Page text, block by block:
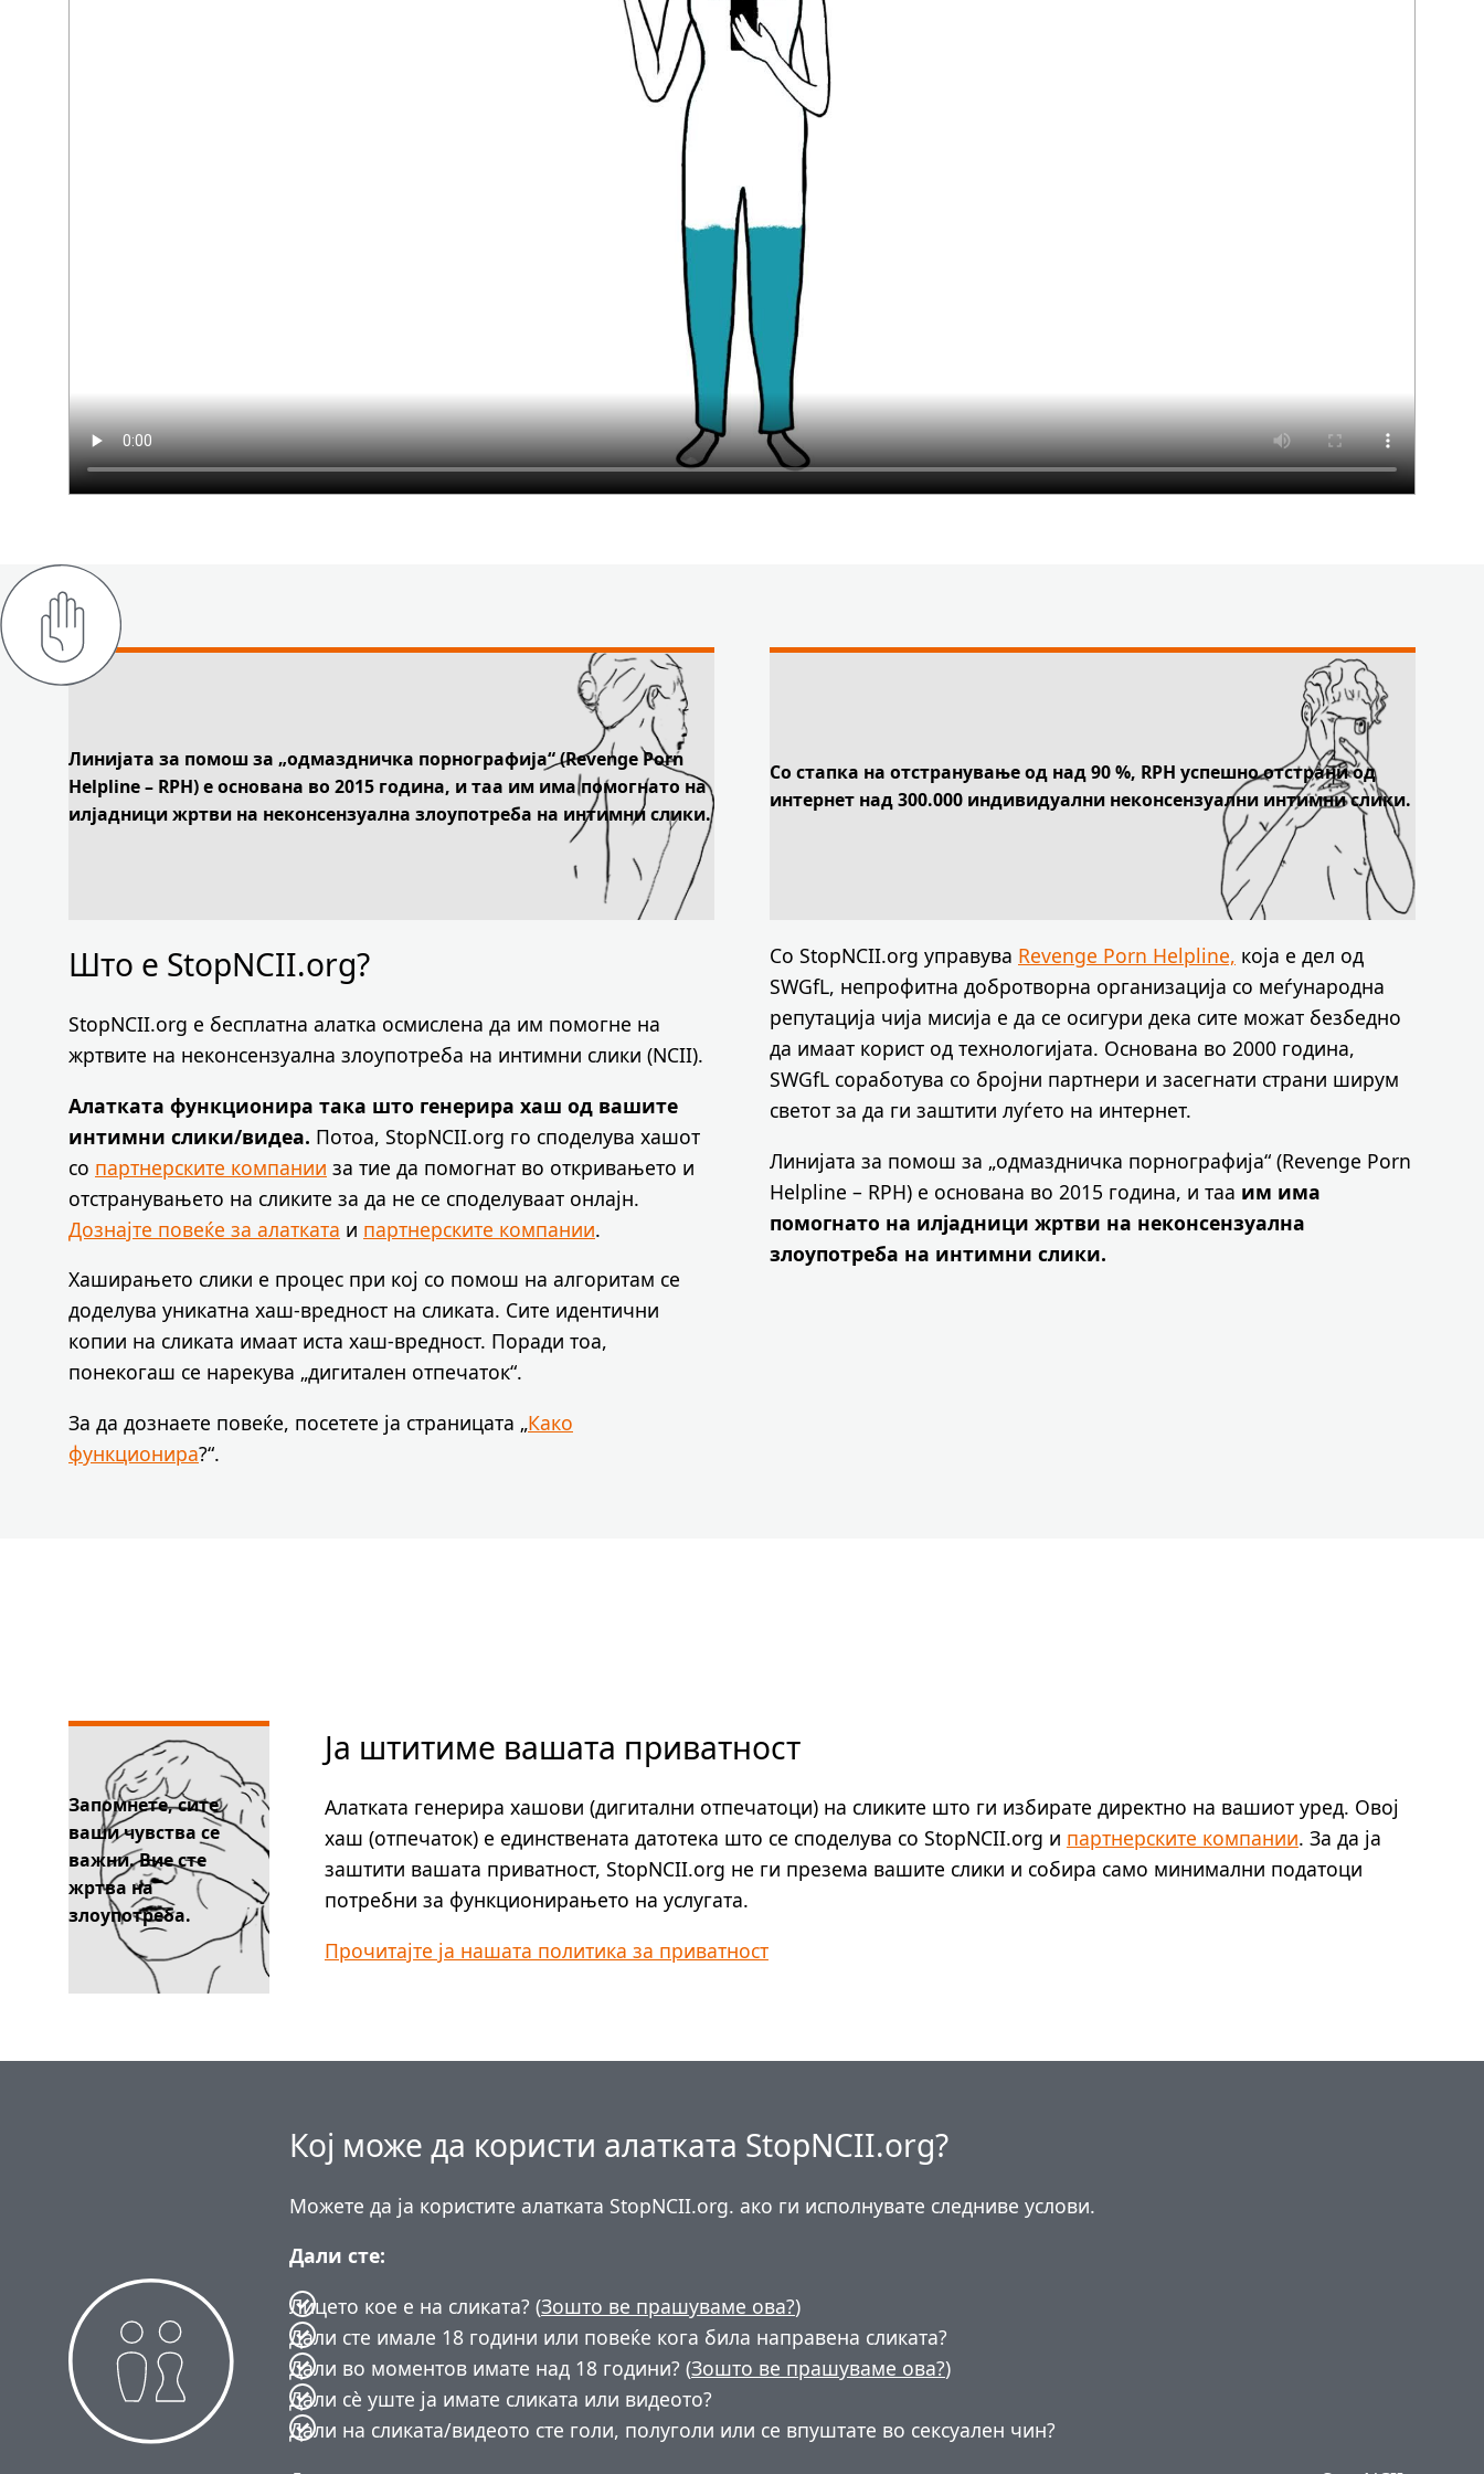
Линијата за помош за „одмаздничка порнографија“ (Revenge Porn
Helpline – RPH) е основана во 2015 година, и таа им има помогнато на
илјадници жртви на неконсензуална злоупотреба на интимни слики.
Што е StopNCII.org?
StopNCII.org е бесплатна алатка осмислена да им помогне на
жртвите на неконсензуална злоупотреба на интимни слики (NCII).
Алатката функционира така што генерира хаш од вашите
интимни слики/видеа. Потоа, StopNCII.org го споделува хашот
со партнерските компании за тие да помогнат во откривањето и
отстранувањето на сликите за да не се споделуваат онлајн.
Дознајте повеќе за алатката и партнерските компании.
Хаширањето слики е процес при кој со помош на алгоритам се
доделува уникатна хаш-вредност на сликата. Сите идентични
копии на сликата имаат иста хаш-вредност. Поради тоа,
понекогаш се нарекува „дигитален отпечаток“.
За да дознаете повеќе, посетете ја страницата „Како
функционира?“.
Со стапка на отстранување од над 90 %, RPH успешно отстрани од
интернет над 300.000 индивидуални неконсензуални интимни слики.
Со StopNCII.org управува Revenge Porn Helpline, која е дел од
SWGfL, непрофитна добротворна организација со меѓународна
репутација чија мисија е да се осигури дека сите можат безбедно
да имаат корист од технологијата. Основана во 2000 година,
SWGfL соработува со бројни партнери и засегнати страни ширум
светот за да ги заштити луѓето на интернет.
Линијата за помош за „одмаздничка порнографија“ (Revenge Porn
Helpline – RPH) е основана во 2015 година, и таа им има
помогнато на илјадници жртви на неконсензуална
злоупотреба на интимни слики.
Запомнете, сите
ваши чувства се
важни. Вие сте
жртва на
злоупотреба.
Ја штитиме вашата приватност
Алатката генерира хашови (дигитални отпечатоци) на сликите што ги избирате директно на вашиот уред. Овој
хаш (отпечаток) е единствената датотека што се споделува со StopNCII.org и партнерските компании. За да ја
заштити вашата приватност, StopNCII.org не ги презема вашите слики и собира само минимални податоци
потребни за функционирањето на услугата.
Прочитајте ја нашата политика за приватност
Кој може да користи алатката StopNCII.org?
Можете да ја користите алатката StopNCII.org. ако ги исполнувате следниве услови.
Дали сте:
Лицето кое е на сликата? (Зошто ве прашуваме ова?)
Дали сте имале 18 години или повеќе кога била направена сликата?
Дали во моментов имате над 18 години? (Зошто ве прашуваме ова?)
Дали сѐ уште ја имате сликата или видеото?
Дали на сликата/видеото сте голи, полуголи или се впуштате во сексуален чин?